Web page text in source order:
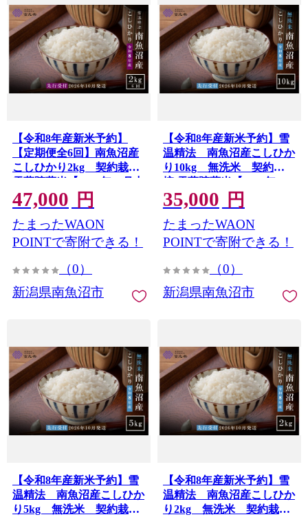
【令和8年産新米予約】
【定期便全6回】南魚沼産
こしひかり2kg 契約栽培
雪蔵貯蔵米【2026年10月中
旬より1か月以内に発送】
47,000 円
たまったWAON
POINTで寄附できる！
（0）
新潟県南魚沼市
【令和8年産新米予約】雪
温精法 南魚沼産こしひか
り10kg 無洗米 契約栽
培 雪蔵貯蔵米【2026年10
月中旬より1か月以内に発
送】
35,000 円
たまったWAON
POINTで寄附できる！
（0）
新潟県南魚沼市
【令和8年産新米予約】雪
温精法 南魚沼産こしひか
り5kg 無洗米 契約栽培
【令和8年産新米予約】雪
温精法 南魚沼産こしひか
り2kg 無洗米 契約栽培